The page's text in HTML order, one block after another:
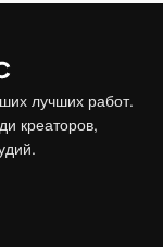
лучших работ.
креаторов,